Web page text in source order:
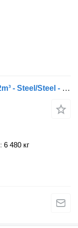
Wielton NW-3 3-Axle SAF - Tipper 32m³ - Steel/Steel - Double Lift Axle -
6 480 кг